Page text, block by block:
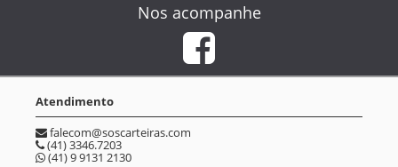
Nos acompanhe
Atendimento
falecom@soscarteiras.com
(41) 3346.7203
(41) 9 9131 2130